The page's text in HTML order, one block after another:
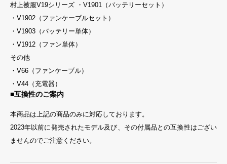
村上被服V19シリーズ ・V1901（バッテリーセット）
・V1902（ファンケーブルセット）
・V1903（バッテリー単体）
・V1912（ファン単体）
その他
・V66（ファンケーブル）
・V44（充電器）
■互換性のご案内
本商品は上記の商品のみに対応しております。
2023年以前に発売されたモデル及び、その付属品との互換性はござい
ませんのでご注意ください。